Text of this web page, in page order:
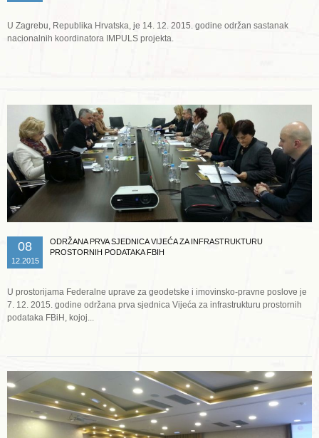
U Zagrebu, Republika Hrvatska, je 14. 12. 2015. godine održan sastanak
nacionalnih koordinatora IMPULS projekta.
08
12.2015
ODRŽANA PRVA SJEDNICA VIJEĆA ZA INFRASTRUKTURU
PROSTORNIH PODATAKA FBIH
U prostorijama Federalne uprave za geodetske i imovinsko-pravne poslove je
7. 12. 2015. godine održana prva sjednica Vijeća za infrastrukturu prostornih
podataka FBiH, kojoj...